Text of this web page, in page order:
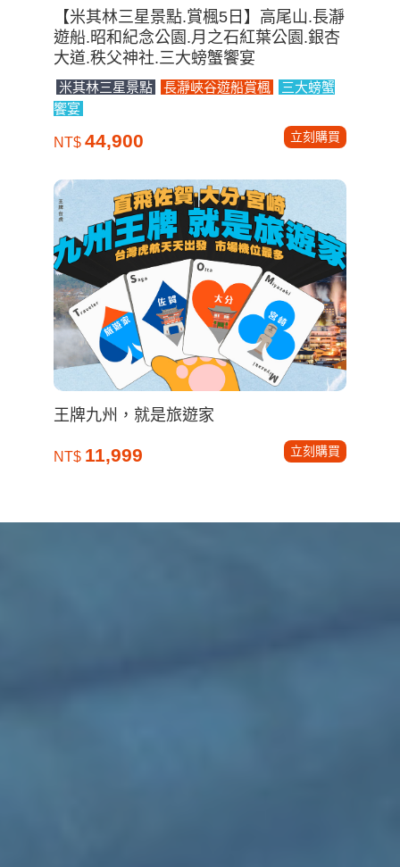
【米其林三星景點.賞楓5日】高尾山.長瀞
遊船.昭和紀念公園.月之石紅葉公園.銀杏
大道.秩父神社.三大螃蟹饗宴
米其林三星景點 長瀞峽谷遊船賞楓
三大螃蟹
饗宴
NT$ 44,900 立刻購買
王牌九州，就是旅遊家
NT$ 11,999 立刻購買